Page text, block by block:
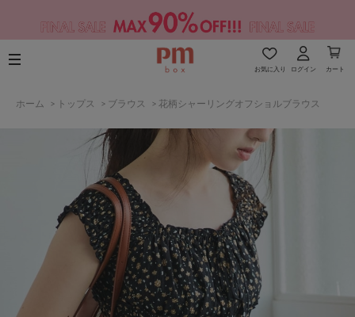
お気に入り ログイン カート
ホーム > トップス > ブラウス > 花柄シャーリングオフショルブラウス